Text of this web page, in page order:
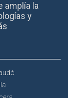
amplía la
y